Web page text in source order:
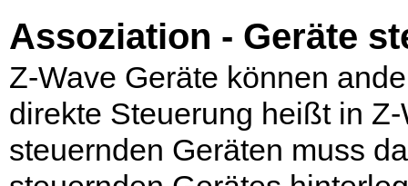
Assoziation - Geräte
Z-Wave Geräte können
direkte Steuerung heißt in
steuernden Geräten muss